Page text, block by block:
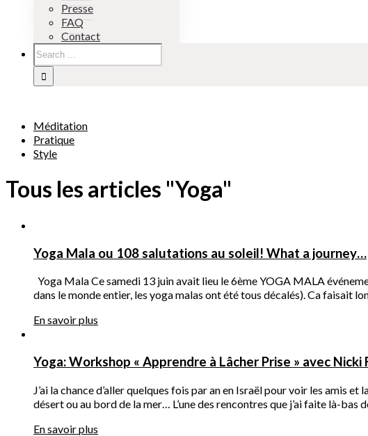
Presse
FAQ
Contact
Méditation
Pratique
Style
Tous les articles "Yoga"
Yoga Mala ou 108 salutations au soleil! What a journey…
Yoga Mala Ce samedi 13 juin avait lieu le 6ème YOGA MALA
dans le monde entier, les yoga malas ont été tous décalés). Ca faisait
En savoir plus
Yoga: Workshop « Apprendre à Lâcher Prise » avec
J’ai la chance d’aller quelques fois par an en Israël pour voir les amis
désert ou au bord de la mer… L’une des rencontres que j’ai faite là-bas
En savoir plus